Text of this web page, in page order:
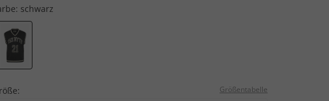
schwarz
Größentabelle